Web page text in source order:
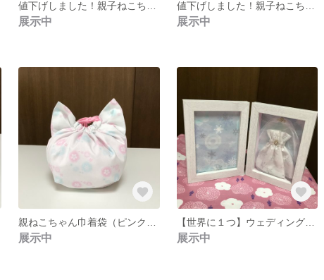
展示中 展示中
展示中
【世界に１つ】ウェディングドレスのミニチュアフォトフレーム
展示中